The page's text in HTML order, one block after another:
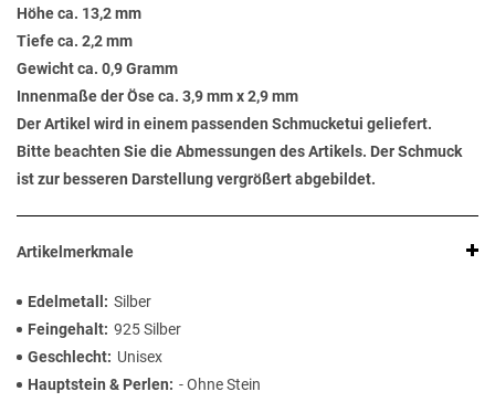
Höhe ca. 13,2 mm
Tiefe ca. 2,2 mm
Gewicht ca. 0,9 Gramm
Innenmaße der Öse ca. 3,9 mm x 2,9 mm
Der Artikel wird in einem passenden Schmucketui geliefert.
Bitte beachten Sie die Abmessungen des Artikels. Der Schmuck
ist zur besseren Darstellung vergrößert abgebildet.
Artikelmerkmale
Edelmetall
Silber
Feingehalt 925 Silber
Geschlecht
Unisex
Hauptstein & Perlen
- Ohne Stein